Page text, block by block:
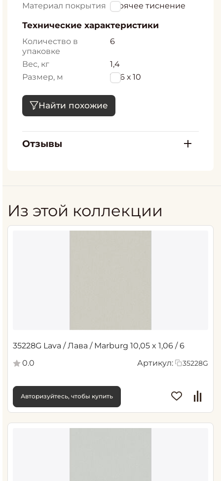
Материал покрытия Горячее тиснение
Технические характеристики
Количество в
упаковке
6
Вес, кг
1,4
Размер, м
1,06 х 10
Найти похожие
Отзывы
Из этой коллекции
35228G Lava / Лава / Marburg 10,05 x 1,06 / 6
0.0
Артикул: 35228G
Авторизуйтесь, чтобы купить